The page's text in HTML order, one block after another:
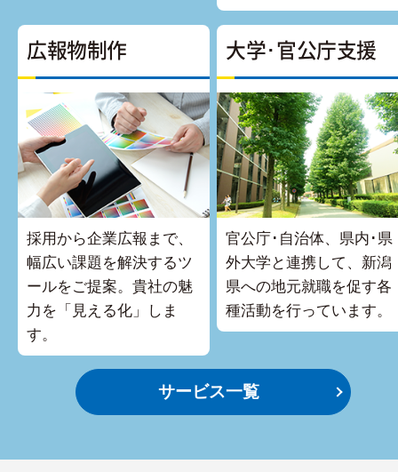
広報物制作
採用から企業広報まで、
幅広い課題を解決するツ
ールをご提案。貴社の魅
力を「見える化」しま
す。
大学･官公庁支援
官公庁･自治体、県内･県
外大学と連携して、新潟
県への地元就職を促す各
種活動を行っています。
サービス一覧